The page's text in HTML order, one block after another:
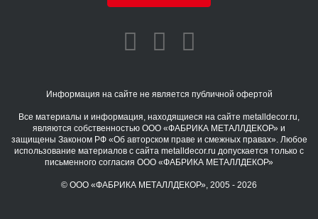
Информация на сайте не является публичной офертой
Все материалы и информация, находящиеся на сайте metalldecor.ru,
являются собственностью ООО «ФАБРИКА МЕТАЛЛДЕКОР» и
защищены Законом РФ «Об авторском праве и смежных правах». Любое
использование материалов с сайта metalldecor.ru допускается только с
письменного согласия ООО «ФАБРИКА МЕТАЛЛДЕКОР»
© ООО «ФАБРИКА МЕТАЛЛДЕКОР», 2005 - 2026